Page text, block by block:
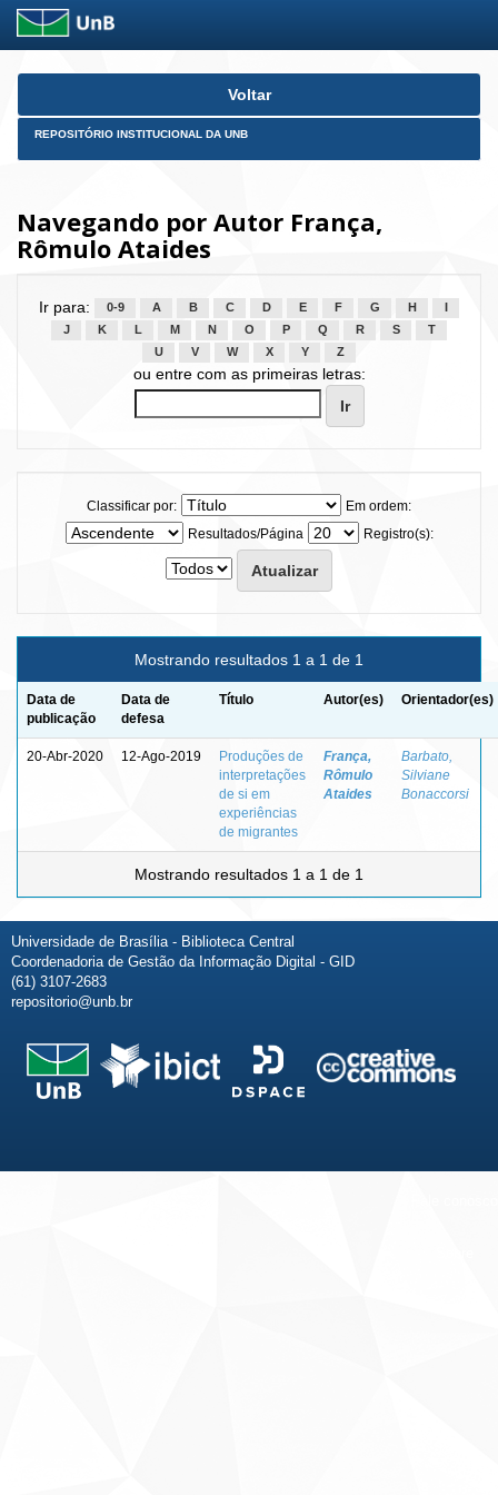
Skip
Voltar
REPOSITÓRIO INSTITUCIONAL DA UNB
Navegando por Autor França,
Rômulo Ataides
Ir para: 0-9 A B C D E F G H
J
K L M N O P Q R S
T
U
V W X Y Z
ou entre com as primeiras letras:
Classificar por:
Em ordem:
Resultados/Página
Registro(s):
Mostrando resultados 1 a 1 de 1
Data de
publicação
Data de
defesa
Título Autor(es) Orientador(es)
20-Abr-2020 12-Ago-2019
Produções de
interpretações
de si em
experiências
de migrantes
França,
Rômulo
Ataides
Barbato,
Silviane
Bonaccorsi
Mostrando resultados 1 a 1 de 1
Universidade de Brasília - Biblioteca Central
Coordenadoria de Gestão da Informação Digital - GID
(61) 3107-2683
repositorio@unb.br